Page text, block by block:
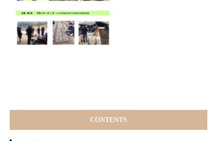
CONTENTS